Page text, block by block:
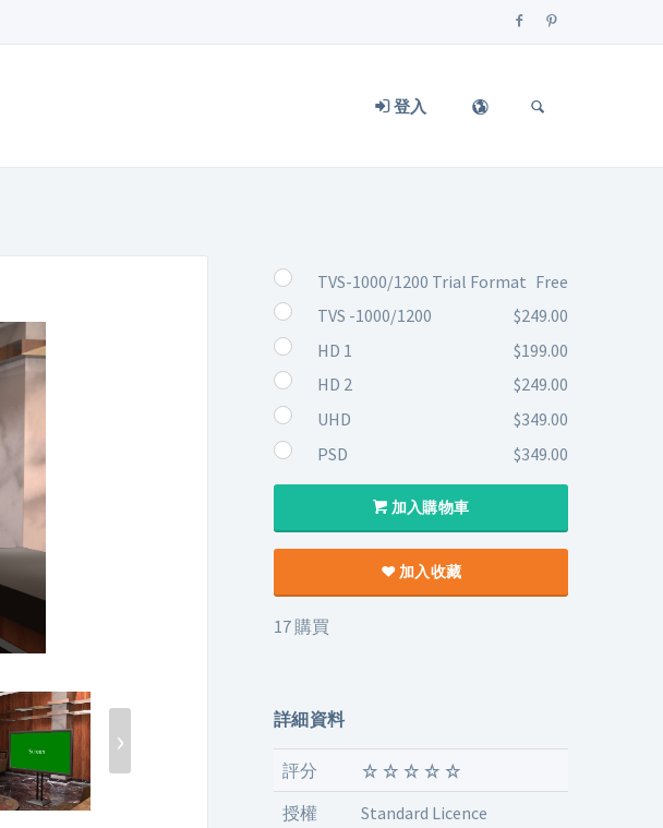
登入
›
TVS-1000/1200 Trial Format Free
TVS -1000/1200
$249.00
HD 1
$199.00
HD 2
$249.00
UHD
$349.00
PSD
$349.00
加入購物車
加入收藏
17 購買
詳細資料
評分
授權
Standard Licence